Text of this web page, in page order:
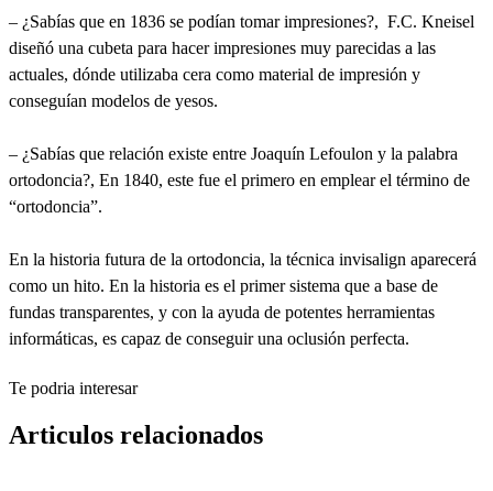
– ¿Sabías que en 1836 se podían tomar impresiones?, F.C. Kneisel
diseñó una cubeta para hacer impresiones muy parecidas a las
actuales, dónde utilizaba cera como material de impresión y
conseguían modelos de yesos.
– ¿Sabías que relación existe entre Joaquín Lefoulon y la palabra
ortodoncia?, En 1840, este fue el primero en emplear el término de
“ortodoncia”.
En la historia futura de la ortodoncia, la técnica invisalign aparecerá
como un hito. En la historia es el primer sistema que a base de
fundas transparentes, y con la ayuda de potentes herramientas
informáticas, es capaz de conseguir una oclusión perfecta.
Te podria interesar
Articulos relacionados